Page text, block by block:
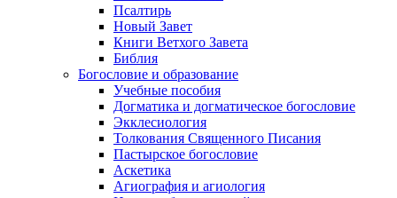
Псалтирь
Новый Завет
Книги Ветхого Завета
Библия
Богословие и образование
Учебные пособия
Догматика и догматическое богословие
Экклесиология
Толкования Священного Писания
Пастырское богословие
Аскетика
Агиография и агиология